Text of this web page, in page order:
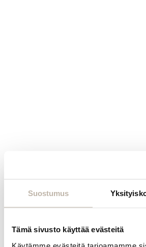
Suostumus
Tämä sivusto käyttää evästeitä
Käytämme evästeitä tarjoamamme